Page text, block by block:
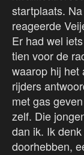
startplaats.
reageerde
Er had wel
tien voor de
waarop hij het
rijders
met gas
zelf. Die
dan ik. Ik
doorhebben,